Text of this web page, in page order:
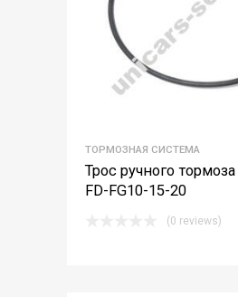
ТОРМОЗНАЯ СИСТЕМА
Трос ручного
FD-FG10-15-20
(0 reviews)